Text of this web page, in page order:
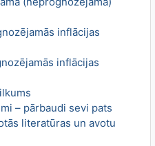
inflācijas
inflācijas
– pārbaudi sevi pats
literatūras un avotu